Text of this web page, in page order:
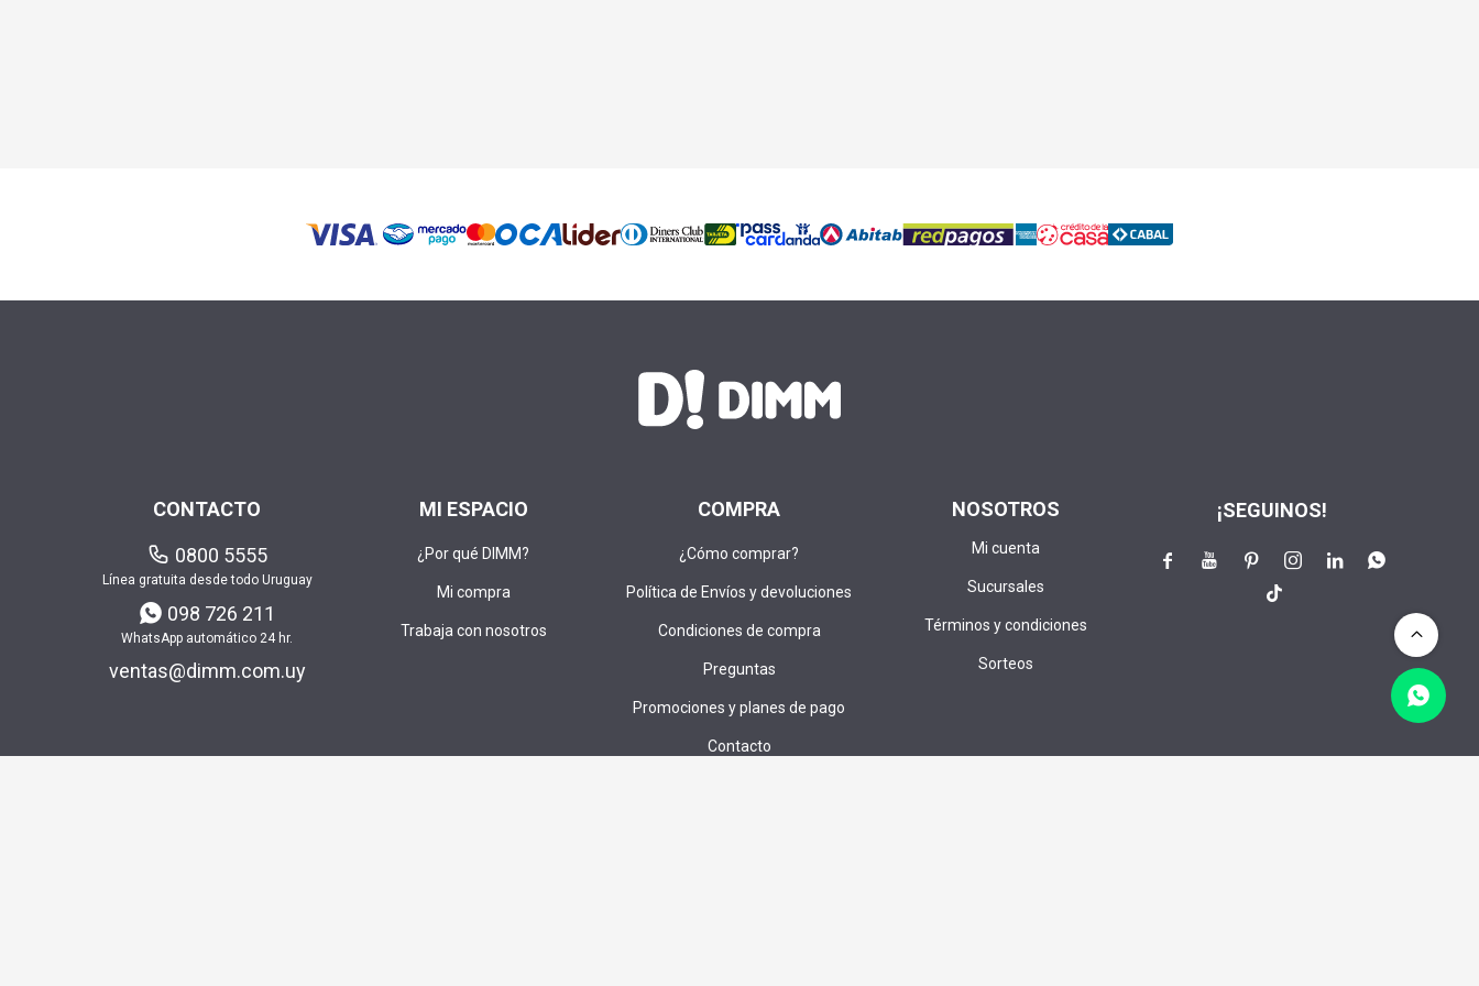
MI ESPACIO
¿Por qué DIMM?
Mi compra
Trabaja con nosotros
COMPRA
¿Cómo comprar?
Política de Envíos y devoluciones
Condiciones de compra
Preguntas
Promociones y planes de pago
Contacto
NOSOTROS
Mi cuenta
Sucursales
Términos y condiciones
Sorteos
CONTACTO
0800 5555
Línea gratuita desde todo Uruguay
098 726 211
WhatsApp automático 24 hr.
ventas@dimm.com.uy
¡SEGUINOS!
    

